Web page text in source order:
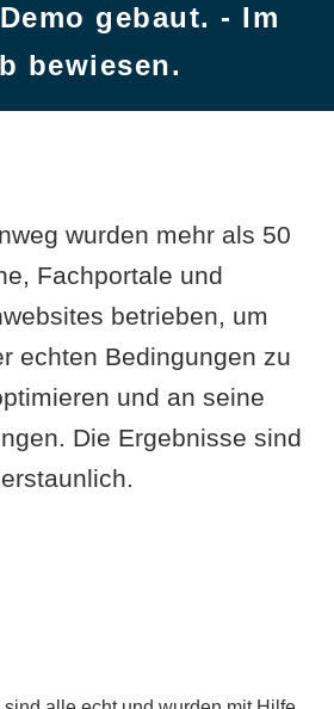
gebaut. - Im
bewiesen.
wurden mehr als 50
Fachportale und
betrieben, um
echten Bedingungen zu
und an seine
Die Ergebnisse sind
erstaunlich.